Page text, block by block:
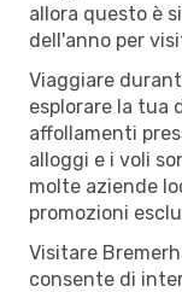
allora questo è
dell'anno per
Viaggiare
esplorare la tua
affollamenti
alloggi e i voli
molte aziende
promozioni
Visitare
consente di